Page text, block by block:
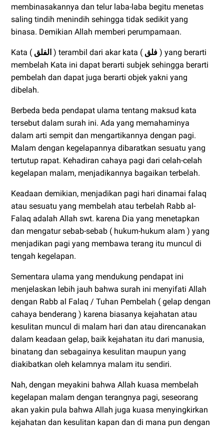
membinasakannya dan telur laba-laba begitu menetas
saling tindih menindih sehingga tidak sedikit yang
binasa. Demikian Allah memberi perumpamaan.
Kata ( الفلق ) terambil dari akar kata ( فلق ) yang berarti
membelah Kata ini dapat berarti subjek sehingga berarti
pembelah dan dapat juga berarti objek yakni yang
dibelah.
Berbeda beda pendapat ulama tentang maksud kata
tersebut dalam surah ini. Ada yang memahaminya
dalam arti sempit dan mengartikannya dengan pagi.
Malam dengan kegelapannya dibaratkan sesuatu yang
tertutup rapat. Kehadiran cahaya pagi dari celah-celah
kegelapan malam, menjadikannya bagaikan terbelah.
Keadaan demikian, menjadikan pagi hari dinamai falaq
atau sesuatu yang membelah atau terbelah Rabb al-
Falaq adalah Allah swt. karena Dia yang menetapkan
dan mengatur sebab-sebab ( hukum-hukum alam ) yang
menjadikan pagi yang membawa terang itu muncul di
tengah kegelapan.
Sementara ulama yang mendukung pendapat ini
menjelaskan lebih jauh bahwa surah ini menyifati Allah
dengan Rabb al Falaq / Tuhan Pembelah ( gelap dengan
cahaya benderang ) karena biasanya kejahatan atau
kesulitan muncul di malam hari dan atau direncanakan
dalam keadaan gelap, baik kejahatan itu dari manusia,
binatang dan sebagainya kesulitan maupun yang
diakibatkan oleh kelamnya malam itu sendiri.
Nah, dengan meyakini bahwa Allah kuasa membelah
kegelapan malam dengan terangnya pagi, seseorang
akan yakin pula bahwa Allah juga kuasa menyingkirkan
kejahatan dan kesulitan kapan dan di mana pun dengan